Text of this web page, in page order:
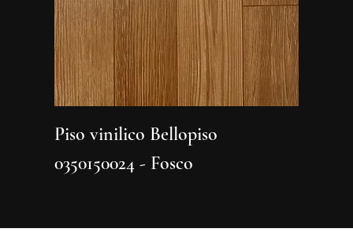
Piso vinilico Bellopiso
0350150024 - Fosco